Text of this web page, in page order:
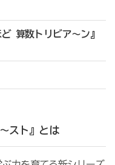
算数トリビア～ン』
スト』とは